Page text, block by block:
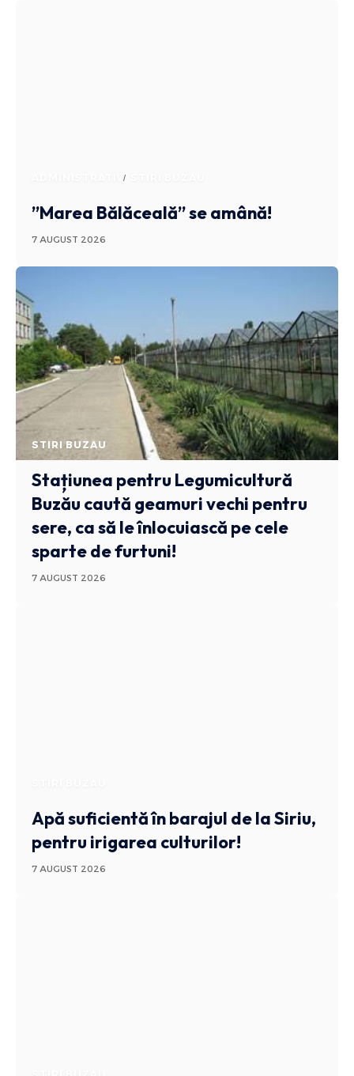
ADMINISTRATIV
”Marea Bălăceală” se amână!
7 AUGUST 2026
STIRI BUZAU
Stațiunea pentru Legumicultură
Buzău caută geamuri vechi pentru
sere, ca să le înlocuiască pe cele
sparte de furtuni!
7 AUGUST 2026
Apă suficientă în barajul de la Siriu,
pentru irigarea culturilor!
7 AUGUST 2026